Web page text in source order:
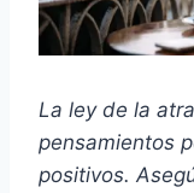
La ley de la
pensamientos
positivos.